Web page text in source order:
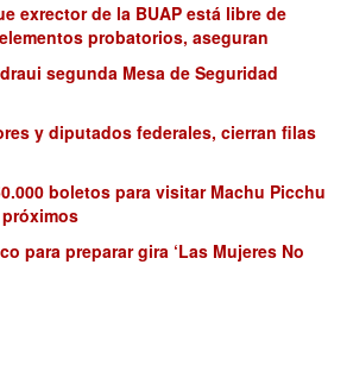
exrector de la BUAP está libre de
probatorios, aseguran
segunda Mesa de Seguridad
y diputados federales, cierran filas
boletos para visitar Machu Picchu
para preparar gira ‘Las Mujeres No